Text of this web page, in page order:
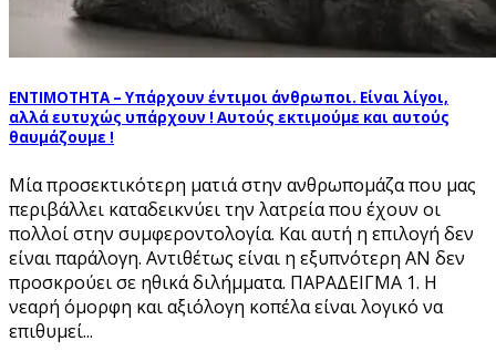
ΕΝΤΙΜΟΤΗΤΑ – Υπάρχουν έντιμοι άνθρωποι. Είναι λίγοι,
αλλά ευτυχώς υπάρχουν ! Αυτούς εκτιμούμε και αυτούς
θαυμάζουμε !
Μία προσεκτικότερη ματιά στην ανθρωπομάζα που μας
περιβάλλει καταδεικνύει την λατρεία που έχουν οι
πολλοί στην συμφεροντολογία. Και αυτή η επιλογή δεν
είναι παράλογη. Αντιθέτως είναι η εξυπνότερη ΑΝ δεν
προσκρούει σε ηθικά διλήμματα. ΠΑΡΑΔΕΙΓΜΑ 1. Η
νεαρή όμορφη και αξιόλογη κοπέλα είναι λογικό να
επιθυμεί...